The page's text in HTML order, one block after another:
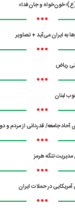
خون‌خواه و جان‌فدا»
•••
به ایران می‌آید + تصاویر
•••
ریاض
•••
لبنان
•••
جامعه/ قدردانی از مردم و
•••
مدیریت تنگه هرمز
•••
•••